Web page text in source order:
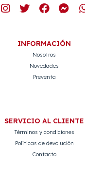
INFORMACIÓN
Nosotros
Novedades
Preventa
SERVICIO AL CLIENTE
Términos y condiciones
Políticas de devolución
Contacto